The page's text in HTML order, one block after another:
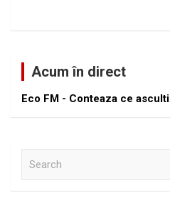
Acum în direct
Eco FM - Conteaza ce asculti